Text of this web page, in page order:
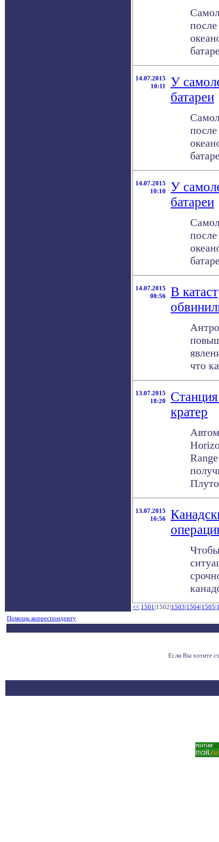
14.07.2015
10:11
У
батареи
14.07.2015
10:10
У
батареи
14.07.2015
08:56
В
что
13.07.2015
18:20
кратер
13.07.2015
16:56
<< 1501|1502|1503|1504|1505|
Помощь корреспонденту
Если Вы хотите